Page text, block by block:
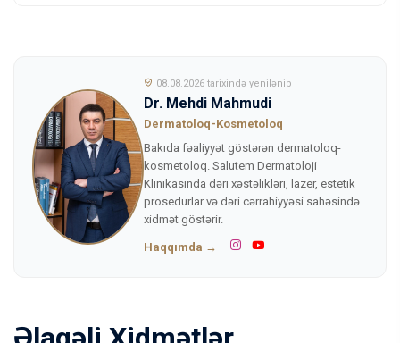
08.08.2026 tarixində yenilənib
Dr. Mehdi Mahmudi
Dermatoloq-Kosmetoloq
Bakıda fəaliyyət göstərən dermatoloq-
kosmetoloq. Salutem Dermatoloji
Klinikasında dəri xəstəlikləri, lazer, estetik
prosedurlar və dəri cərrahiyyəsi sahəsində
xidmət göstərir.
Haqqımda →